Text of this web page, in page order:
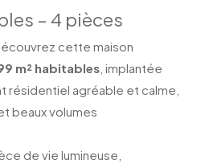
– 4 pièces
cette maison
m² habitables, implantée
résidentiel agréable et calme,
beaux volumes
de vie lumineuse,